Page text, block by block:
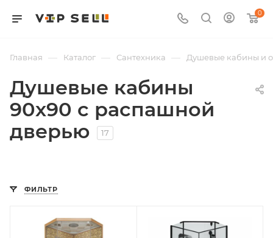
0
Главная — Каталог — Сантехника — Душевые кабины и
Душевые кабины
90х90 с распашной
дверью
17
ФИЛЬТР